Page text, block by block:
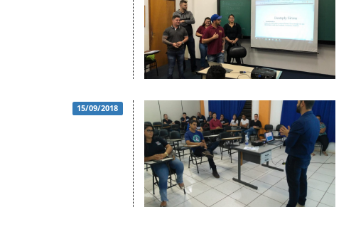
15/09/2018